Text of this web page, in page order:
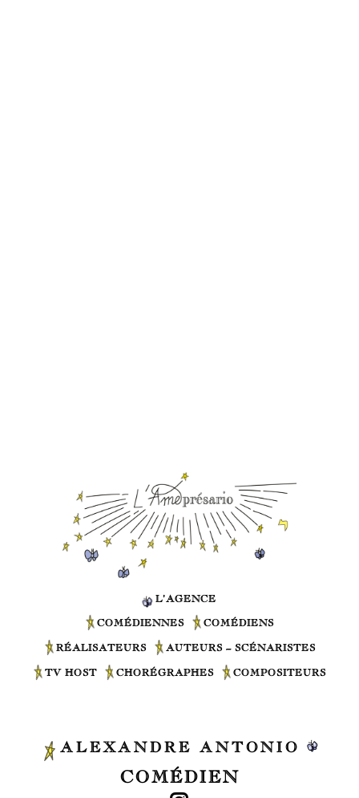
L’AGENCE
COMÉDIENNES COMÉDIENS
RÉALISATEURS AUTEURS – SCÉNARISTES
TV HOST CHORÉGRAPHES COMPOSITEURS
ALEXANDRE ANTONIO
COMÉDIEN